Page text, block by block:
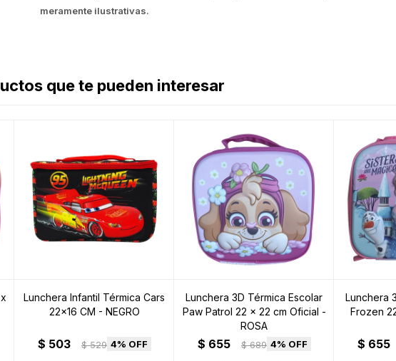
meramente ilustrativas.
que te pueden interesar
Lunchera Infantil Térmica Cars
22x16 CM - NEGRO
$ 503 $ 529 4
Lunchera 3D Térmica Escolar
Paw Patrol 22 x 22 cm Oficial -
ROSA
$ 655 $ 689 4
Lunchera
Frozen
$ 655